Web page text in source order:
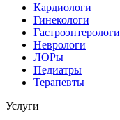
Кардиологи
Гинекологи
Гастроэнтерологи
Неврологи
ЛОРы
Педиатры
Терапевты
Услуги